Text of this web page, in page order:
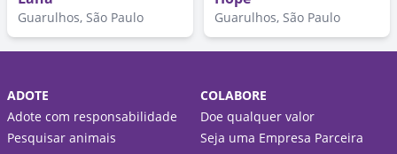
Guarulhos, São Paulo Guarulhos, São Paulo
ADOTE
Adote com responsabilidade
Pesquisar animais
COLABORE
Doe qualquer valor
Seja uma Empresa Parceira